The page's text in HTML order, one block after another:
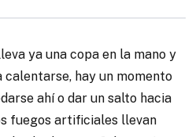
ya una copa en la mano y
hay un momento
ahí o dar un salto hacia
fuegos artificiales llevan